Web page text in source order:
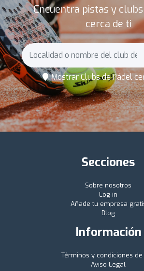
Encuentra pistas y
cerca de ti
Mostrar Clubs de Pádel
Secciones
Sobre nosotros
Log in
Añade tu empresa
Blog
Información
Términos y condiciones de
Aviso Legal